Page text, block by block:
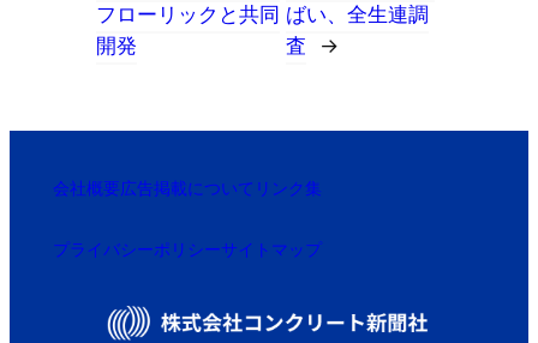
フローリックと共同
開発
ばい、全生連調
査
→
会社概要広告掲載について リンク集
プライバシーポリシーサイトマップ